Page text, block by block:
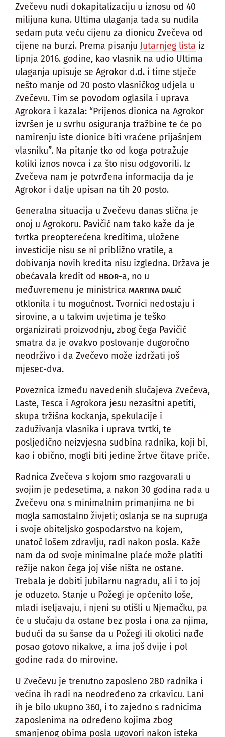
Zvečevu nudi dokapitalizaciju u iznosu od 40
milijuna kuna. Ultima ulaganja tada su nudila
sedam puta veću cijenu za dionicu Zvečeva od
cijene na burzi. Prema pisanju Jutarnjeg lista iz
lipnja 2016. godine, kao vlasnik na udio Ultima
ulaganja upisuje se Agrokor d.d. i time stječe
nešto manje od 20 posto vlasničkog udjela u
Zvečevu. Tim se povodom oglasila i uprava
Agrokora i kazala: “Prijenos dionica na Agrokor
izvršen je u svrhu osiguranja tražbine te će po
namirenju iste dionice biti vraćene prijašnjem
vlasniku”. Na pitanje tko od koga potražuje
koliki iznos novca i za što nisu odgovorili. Iz
Zvečeva nam je potvrđena informacija da je
Agrokor i dalje upisan na tih 20 posto.
Generalna situacija u Zvečevu danas slična je
onoj u Agrokoru. Pavičić nam tako kaže da je
tvrtka preopterećena kreditima, uložene
investicije nisu se ni približno vratile, a
dobivanja novih kredita nisu izgledna. Država je
obećavala kredit od HBOR-a, no u
međuvremenu je ministrica MARTINA DALIĆ
otklonila i tu mogućnost. Tvornici nedostaju i
sirovine, a u takvim uvjetima je teško
organizirati proizvodnju, zbog čega Pavičić
smatra da je ovakvo poslovanje dugoročno
neodrživo i da Zvečevo može izdržati još
mjesec-dva.
Poveznica između navedenih slučajeva Zvečeva,
Laste, Tesca i Agrokora jesu nezasitni apetiti,
skupa tržišna kockanja, spekulacije i
zaduživanja vlasnika i uprava tvrtki, te
posljedično neizvjesna sudbina radnika, koji bi,
kao i obično, mogli biti jedine žrtve čitave priče.
Radnica Zvečeva s kojom smo razgovarali u
svojim je pedesetima, a nakon 30 godina rada u
Zvečevu ona s minimalnim primanjima ne bi
mogla samostalno živjeti; oslanja se na supruga
i svoje obiteljsko gospodarstvo na kojem,
unatoč lošem zdravlju, radi nakon posla. Kaže
nam da od svoje minimalne plaće može platiti
režije nakon čega joj više ništa ne ostane.
Trebala je dobiti jubilarnu nagradu, ali i to joj
je oduzeto. Stanje u Požegi je općenito loše,
mladi iseljavaju, i njeni su otišli u Njemačku, pa
će u slučaju da ostane bez posla i ona za njima,
budući da su šanse da u Požegi ili okolici nađe
posao gotovo nikakve, a ima još dvije i pol
godine rada do mirovine.
U Zvečevu je trenutno zaposleno 280 radnika i
većina ih radi na neodređeno za crkavicu. Lani
ih je bilo ukupno 360, i to zajedno s radnicima
zaposlenima na određeno kojima zbog
smanjenog obima posla ugovori nakon isteka